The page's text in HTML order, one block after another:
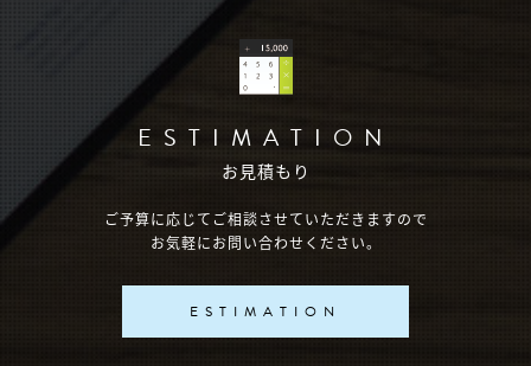
ESTIMATION
お見積もり
ご予算に応じてご相談させていただきますので
お気軽にお問い合わせください。
ESTIMATION